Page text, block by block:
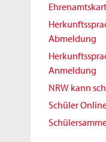
Abmeldung
Anmeldung
NRW kann
Schüler